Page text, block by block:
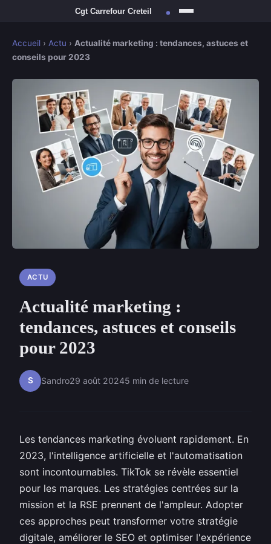
Accueil › Actu › Actualité marketing : tendances, astuces et
conseils pour 2023
ACTU
Actualité marketing :
tendances, astuces et conseils
pour 2023
S Sandro29 août 20245 min de lecture
Les tendances marketing évoluent rapidement. En
2023, l'intelligence artificielle et l'automatisation
sont incontournables. TikTok se révèle essentiel
pour les marques. Les stratégies centrées sur la
mission et la RSE prennent de l'ampleur. Adopter
ces approches peut transformer votre stratégie
digitale, améliorer le SEO et optimiser l'expérience